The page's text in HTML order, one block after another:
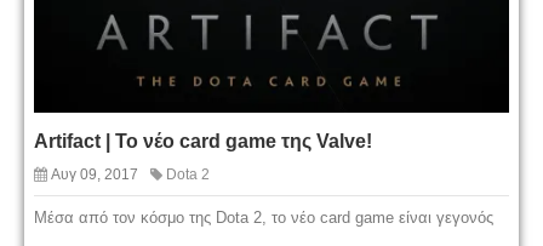
Artifact | Το νέο card game της Valve!
Αυγ 09, 2017 Dota 2
Μέσα από τον κόσμο της Dota 2, το νέο card game είναι γεγονός